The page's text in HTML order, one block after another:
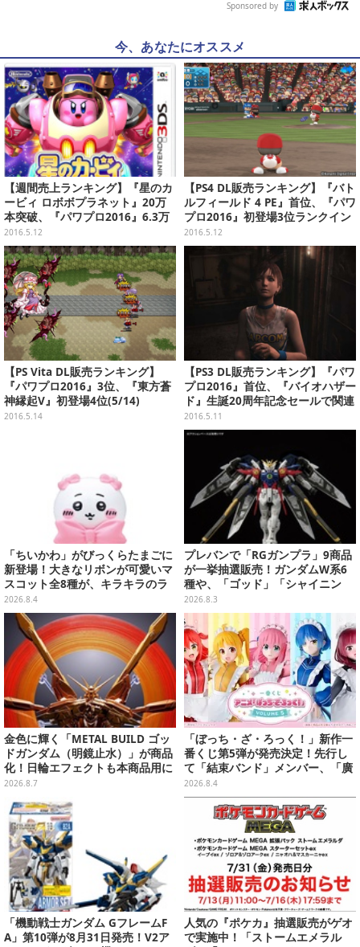
Sponsored by
今、あなたにオススメ
【週間売上ランキング】『星のカ
ービィ ロボボプラネット』20万
本突破、『パワプロ2016』6.3万
本ほか(5/2～5/8)
2016.5.12
【PS4 DL販売ランキング】『バト
ルフィールド 4 PE』首位、『パワ
プロ2016』初登場3位ランクイン
（5/11）
2016.5.12
【PS Vita DL販売ランキング】
『パワプロ2016』3位、『東方蒼
神縁起V』初登場4位(5/14)
2016.5.14
【PS3 DL販売ランキング】『パワ
プロ2016』首位、『バイオハザー
ド』生誕20周年記念セールで関連
作品が多数ランクイン（5/10）
2016.5.11
「ちいかわ」がびっくらたまごに
新登場！大きなリボンが可愛いマ
スコット全8種が、キラキラのラ
メ入り入浴剤から飛び出す
2026.8.4
プレバンで「RGガンプラ」9商品
が一挙抽選販売！ガンダムW系6
種や、「ゴッド」「シャイニン
グ」も
2026.8.3
金色に輝く「METAL BUILD ゴッ
ドガンダム（明鏡止水）」が商品
化！日輪エフェクトも本商品用に
刷新した豪華仕様
2026.8.7
「ぼっち・ざ・ろっく！」新作一
番くじ第5弾が発売決定！先行し
て「結束バンド」メンバー、「廣
井きくり」のメイド衣装フィギュ
アを公開
2026.8.4
「機動戦士ガンダム GフレームF
A」第10弾が8月31日発売！V2ア
人気の『ポケカ』抽選販売がゲオ
で実施中！「ストームエメラル